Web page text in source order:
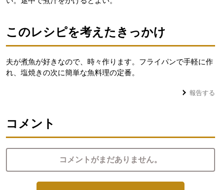
このレシピを考えたきっかけ
夫が煮魚が好きなので、時々作ります。フライパンで手軽に作
れ、塩焼きの次に簡単な魚料理の定番。
報告する
コメント
コメントがまだありません。